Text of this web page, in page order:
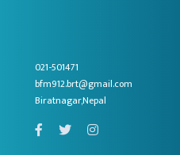
021-501471
bfm912.brt@gmail.com
Biratnagar,Nepal